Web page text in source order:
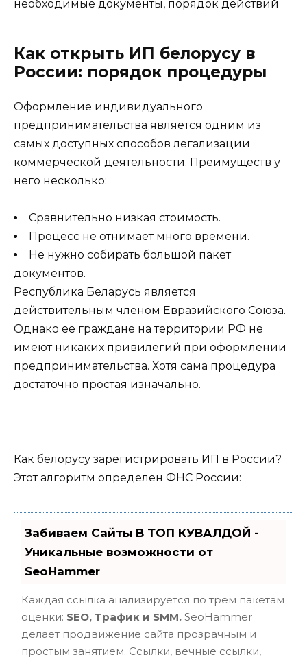
Как открыть ИП белорусу в
России: порядок процедуры
Оформление индивидуального
предпринимательства является одним из
самых доступных способов легализации
коммерческой деятельности. Преимуществ у
него несколько:
Сравнительно низкая стоимость.
Процесс не отнимает много времени.
Не нужно собирать большой пакет
документов.
Республика Беларусь является
действительным членом Евразийского Союза.
Однако ее граждане на территории РФ не
имеют никаких привилегий при оформлении
предпринимательства. Хотя сама процедура
достаточно простая изначально.
Как белорусу зарегистрировать ИП в России?
Этот алгоритм определен ФНС России:
Забиваем Сайты В ТОП КУВАЛДОЙ -
Уникальные возможности от
SeoHammer
Каждая ссылка анализируется по трем пакетам
оценки: SEO, Трафик и SMM. SeoHammer
делает продвижение сайта прозрачным и
простым занятием. Ссылки, вечные ссылки,